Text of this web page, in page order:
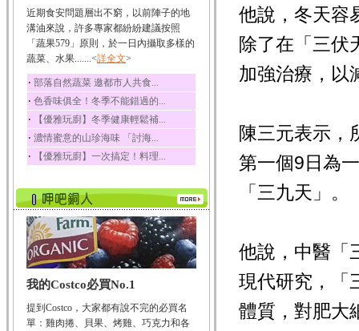
冬瓜
冬瓜營養價值高，鈉含
量極低是水腫病人的...
豆豉
豆豉裡頭含有營養的蛋
白質、脂肪、鈣、磷...
榛果
榛果裡所含的營養素有
蛋白質、脂肪、醣類...
迷迭香
酸、迷迭香酸、植物...
咖啡
咖啡中的咖啡因會刺激
中樞神經系統，特別...
椰子
椰子含有糖類、脂肪、
荔枝
近期食安問題層出不窮，以前陣子的地
溝油來說，許多專家都紛紛建議按照
「蔬果579」原則，於一日內攝取多樣的
蔬菜、水果.......<詳全文>
‧ 部落自然蔬菜 邀都市人共食...
‧ 色香味俱全！冬季不能錯過的...
‧ 【優雅玩廚】冬季健康輕鬆補...
‧ 濃情蜜意的山珍海味 「討海...
‧ 【優雅玩廚】一次搞定！料理...
我的Costco必買No.1
提到Costco，大家都有說不完的必買名
單：雞肉捲、貝果、烤雞、巧克力和各
他說，冬天容
除了在「三伏
加強治療，以
陳三元表示，
第一個9日為
「三九天」。
他說，中醫「
現代研究，「
體質，對肥大